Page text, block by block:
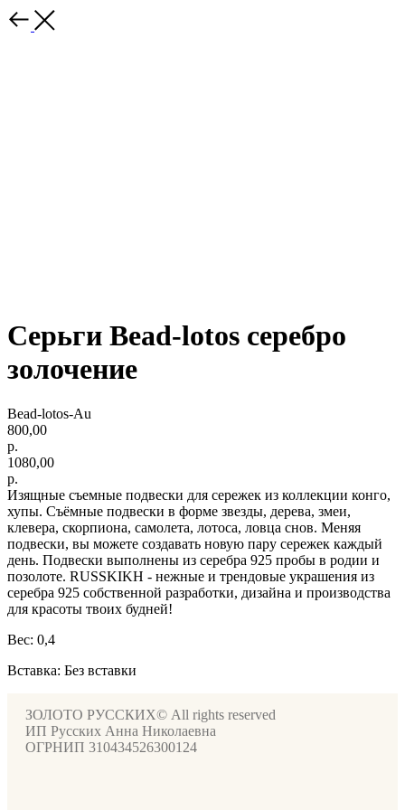
Серьги Bead-lotos серебро
золочение
Bead-lotos-Au
800,00
р.
1080,00
р.
Изящные съемные подвески для сережек из коллекции конго,
хупы. Съёмные подвески в форме звезды, дерева, змеи,
клевера, скорпиона, самолета, лотоса, ловца снов. Меняя
подвески, вы можете создавать новую пару сережек каждый
день. Подвески выполнены из серебра 925 пробы в родии и
позолоте. RUSSKIKH - нежные и трендовые украшения из
серебра 925 собственной разработки, дизайна и производства
для красоты твоих будней!
Вес: 0,4
Вставка: Без вставки
ЗОЛОТО РУССКИХ© All rights reserved
ИП Русских Анна Николаевна
ОГРНИП 310434526300124